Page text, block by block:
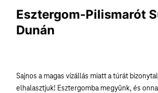
Esztergom-Pilismarót
Dunán
Sajnos a magas vízállás miatt a túrát
elhalasztjuk! Esztergomba megyünk, és